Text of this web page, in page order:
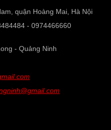
quận Hoàng Mai, Hà Nội
- 0974466660
- Quảng Ninh